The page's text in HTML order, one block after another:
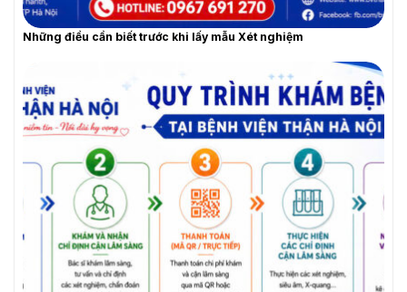
Những điều cần biết trước khi lấy mẫu Xét nghiệm